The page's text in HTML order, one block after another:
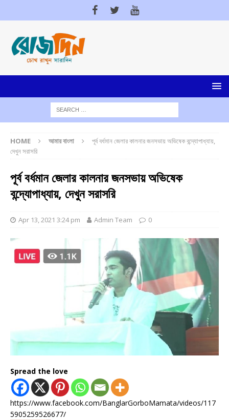
HOME আমার বাংলা
পূর্ব বর্ধমান জেলার কালনার জনসভায় অভিষেক বন্দ্যোপাধ্যায়,
দেখুন সরাসরি
পূর্ব বর্ধমান জেলার কালনার জনসভায় অভিষেক
বন্দ্যোপাধ্যায়, দেখুন সরাসরি
Apr 13, 2021 3:24 pm Admin Team 0
Spread the love
https://www.facebook.com/BanglarGorboMamata/videos/117
5905259526677/